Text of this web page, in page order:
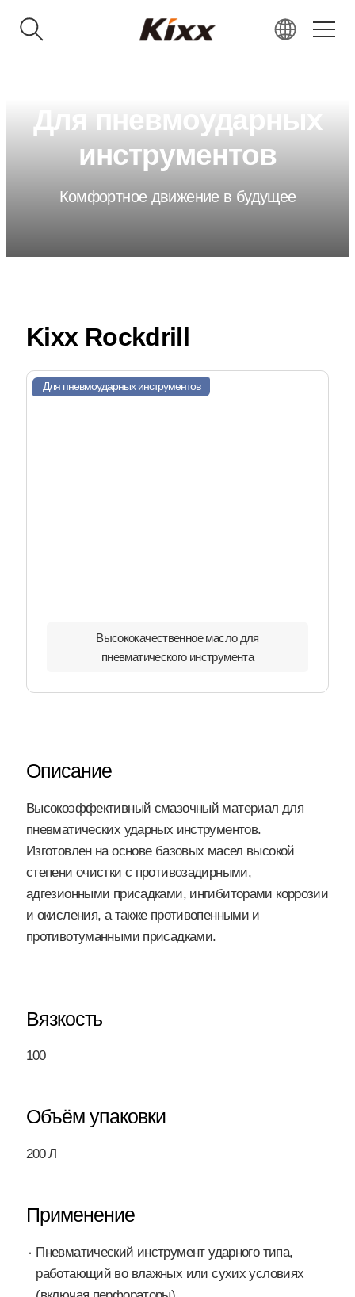
RU
JP
Для пневмоударных
инструментов
Комфортное движение в будущее
Kixx Rockdrill
Для пневмоударных инструментов
Высококачественное масло для
пневматического инструмента
Описание
Высокоэффективный смазочный материал для
пневматических ударных инструментов.
Изготовлен на основе базовых масел высокой
степени очистки с противозадирными,
адгезионными присадками, ингибиторами коррозии
и окисления, а также противопенными и
противотуманными присадками.
Вязкость
100
Объём упаковки
200 Л
Применение
Пневматический инструмент ударного типа,
работающий во влажных или сухих условиях